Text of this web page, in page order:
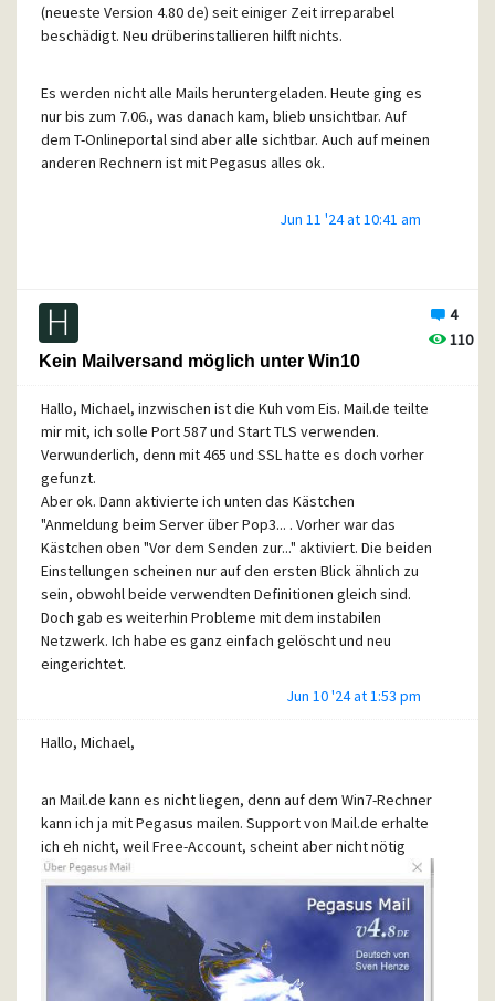
Interessant: Als ich Pegasus auf einem neuen Rechner
durch den von alten Rechner. Natürlich mußten alle
möglichen Neueinstellungen vorgenommen werden, aber
danach waren alle alten Ordnerstrukturen wieder da. Auch
habe ich bereits Mailordner außerhalb von c:\ gesichert und
nach einem Totalcrash in die neue Installation
nach Plan mit Macrium Reflect mit wechselnden
Externlaufwerken.
Mailordner ist zu groß geworden. Eiegentlich meckert
Pmail, wenn C:\ voll ist. Ist es aber nicht.
Vielen Dank und mit bestem Gruß
Hajo
(neueste Version 4.80 de) seit einiger Zeit irreparabel
beschädigt. Neu drüberinstallieren hilft nichts.
Es werden nicht alle Mails heruntergeladen. Heute ging es
nur bis zum 7.06., was danach kam, blieb unsichtbar. Auf
dem T-Onlineportal sind aber alle sichtbar. Auch auf meinen
anderen Rechnern ist mit Pegasus alles ok.
Beim Abruf vom Server habe ich immer nur Abholen, nicht
Zudem ist die Hilfefunktion nicht verfügbar.
erforderlich.
Es ist wohl besser, das Mailverzeichnis vorher woanders zu
sichern und dann zurückzukopieren.
Gehen die Einstellungen verloren?
Danke im voraus.
Hajo
Jun 11 '24 at 10:41 am
4
110
Kein Mailversand möglich unter Win10
Hallo, Michael, inzwischen ist die Kuh vom Eis. Mail.de teilte
mir mit, ich solle Port 587 und Start TLS verwenden.
Verwunderlich, denn mit 465 und SSL hatte es doch vorher
gefunzt.
Aber ok. Dann aktivierte ich unten das Kästchen
"Anmeldung beim Server über Pop3... . Vorher war das
Kästchen oben "Vor dem Senden zur..." aktiviert. Die beiden
Einstellungen scheinen nur auf den ersten Blick ähnlich zu
sein, obwohl beide verwendten Definitionen gleich sind.
Doch gab es weiterhin Probleme mit dem instabilen
Netzwerk. Ich habe es ganz einfach gelöscht und neu
eingerichtet.
Hajo
Jun 10 '24 at 1:53 pm
Hallo, Michael,
an Mail.de kann es nicht liegen, denn auf dem Win7-Rechner
kann ich ja mit Pegasus mailen. Support von Mail.de erhalte
ich eh nicht, weil Free-Account, scheint aber nicht nötig